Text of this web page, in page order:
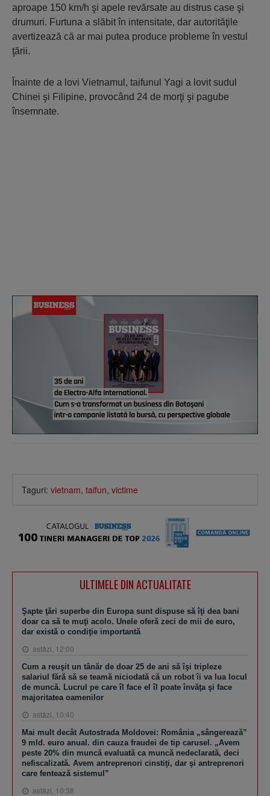
aproape 150 km/h şi apele revărsate au distrus case şi
drumuri. Furtuna a slăbit în intensitate, dar autorităţile
avertizează că ar mai putea produce probleme în vestul
ţării.
Înainte de a lovi Vietnamul, taifunul Yagi a lovit sudul
Chinei şi Filipine, provocând 24 de morţi şi pagube
însemnate.
Taguri: vietnam, taifun, victime
ULTIMELE DIN ACTUALITATE
Şapte ţări superbe din Europa sunt dispuse să îţi dea bani
doar ca să te muţi acolo. Unele oferă zeci de mii de euro,
dar există o condiţie importantă
astăzi, 12:00
Cum a reuşit un tânăr de doar 25 de ani să îşi tripleze
salariul fără să se teamă niciodată că un robot îi va lua locul
de muncă. Lucrul pe care îl face el îl poate învăţa şi face
majoritatea oamenilor
astăzi, 10:40
Mai mult decât Autostrada Moldovei: România „sângerează”
9 mld. euro anual. din cauza fraudei de tip carusel. „Avem
peste 20% din muncă evaluată ca muncă nedeclarată, deci
nefiscalizată. Avem antreprenori cinstiţi, dar şi antreprenori
care fentează sistemul”
astăzi, 10:38